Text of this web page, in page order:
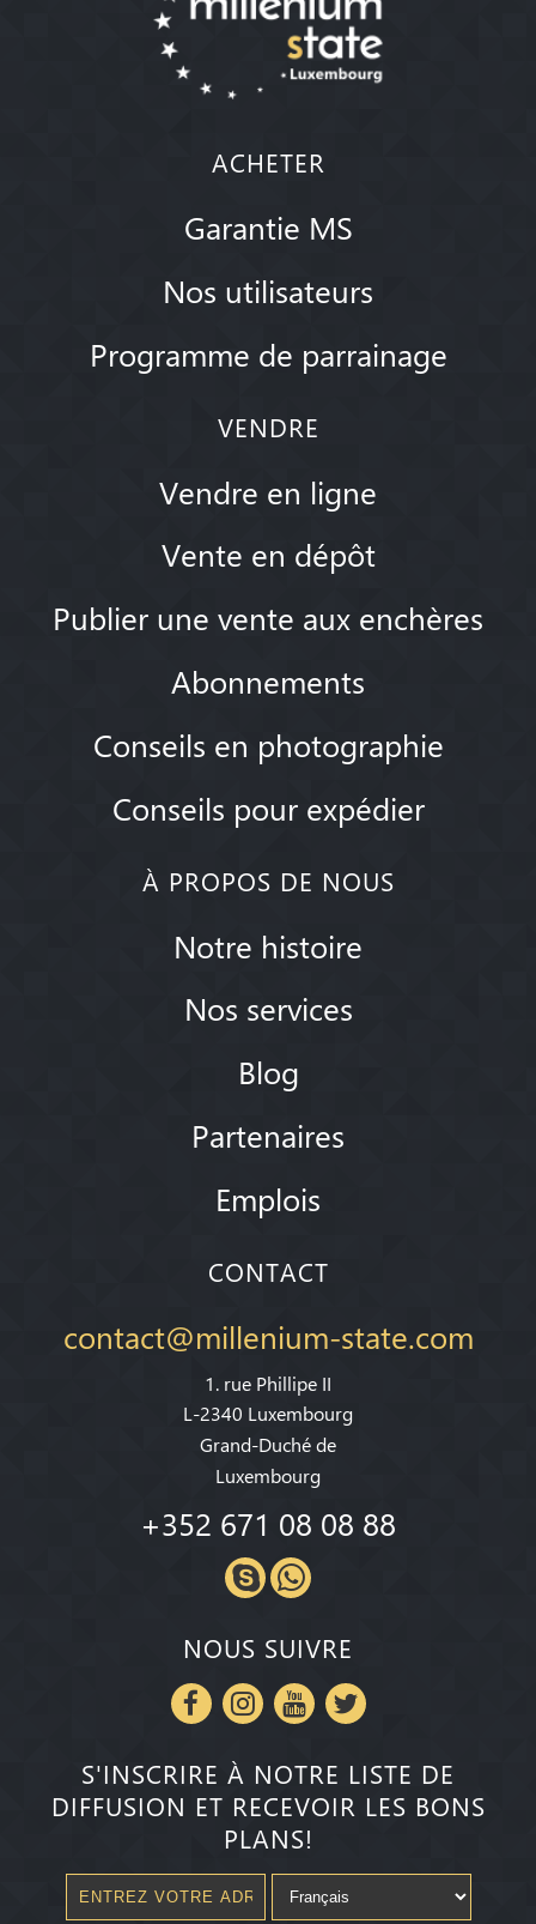
ACHETER
Garantie MS
Nos utilisateurs
Programme de parrainage
VENDRE
Vendre en ligne
Vente en dépôt
Publier une vente aux enchères
Abonnements
Conseils en photographie
Conseils pour expédier
À PROPOS DE NOUS
Notre histoire
Nos services
Blog
Partenaires
Emplois
CONTACT
contact@millenium-state.com
1. rue Phillipe II
L-2340 Luxembourg
Grand-Duché de
Luxembourg
+352 671 08 08 88
NOUS SUIVRE
S'INSCRIRE À NOTRE LISTE DE
DIFFUSION ET RECEVOIR LES BONS
PLANS!